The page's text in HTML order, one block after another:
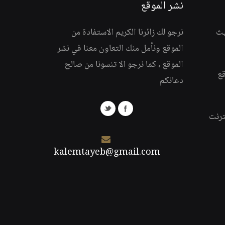
نشر الموقع
نرجو لك زائرنا الكريم الاستفادة من
الموقع ونأمل منك التعاون معنا في نشر
الموقع ، كما نرجو الا تنسونا من صالح
دعائكم
kalemtayeb@gmail.com